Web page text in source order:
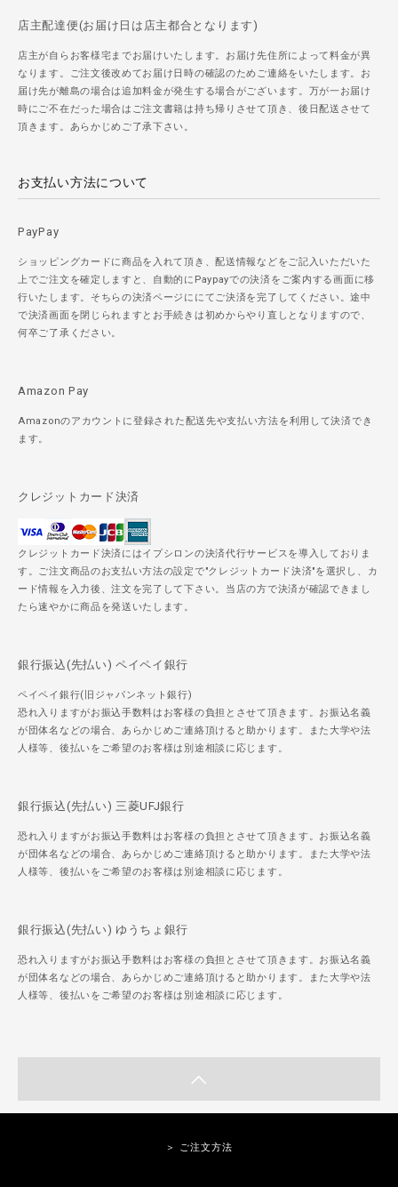
店主配達便(お届け日は店主都合となります)
店主が自らお客様宅までお届けいたします。お届け先住所によって料金が異
なります。ご注文後改めてお届け日時の確認のためご連絡をいたします。お
届け先が離島の場合は追加料金が発生する場合がございます。万が一お届け
時にご不在だった場合はご注文書籍は持ち帰りさせて頂き、後日配送させて
頂きます。あらかじめご了承下さい。
お支払い方法について
PayPay
ショッピングカードに商品を入れて頂き、配送情報などをご記入いただいた
上でご注文を確定しますと、自動的にPaypayでの決済をご案内する画面に移
行いたします。そちらの決済ページににてご決済を完了してください。途中
で決済画面を閉じられますとお手続きは初めからやり直しとなりますので、
何卒ご了承ください。
Amazon Pay
Amazonのアカウントに登録された配送先や支払い方法を利用して決済でき
ます。
クレジットカード決済
クレジットカード決済にはイプシロンの決済代行サービスを導入しておりま
す。ご注文商品のお支払い方法の設定で"クレジットカード決済"を選択し、カ
ード情報を入力後、注文を完了して下さい。当店の方で決済が確認できまし
たら速やかに商品を発送いたします。
銀行振込(先払い) ペイペイ銀行
ペイペイ銀行(旧ジャパンネット銀行)
恐れ入りますがお振込手数料はお客様の負担とさせて頂きます。お振込名義
が団体名などの場合、あらかじめご連絡頂けると助かります。また大学や法
人様等、後払いをご希望のお客様は別途相談に応じます。
銀行振込(先払い) 三菱UFJ銀行
恐れ入りますがお振込手数料はお客様の負担とさせて頂きます。お振込名義
が団体名などの場合、あらかじめご連絡頂けると助かります。また大学や法
人様等、後払いをご希望のお客様は別途相談に応じます。
銀行振込(先払い) ゆうちょ銀行
恐れ入りますがお振込手数料はお客様の負担とさせて頂きます。お振込名義
が団体名などの場合、あらかじめご連絡頂けると助かります。また大学や法
人様等、後払いをご希望のお客様は別途相談に応じます。
＞ ご注文方法